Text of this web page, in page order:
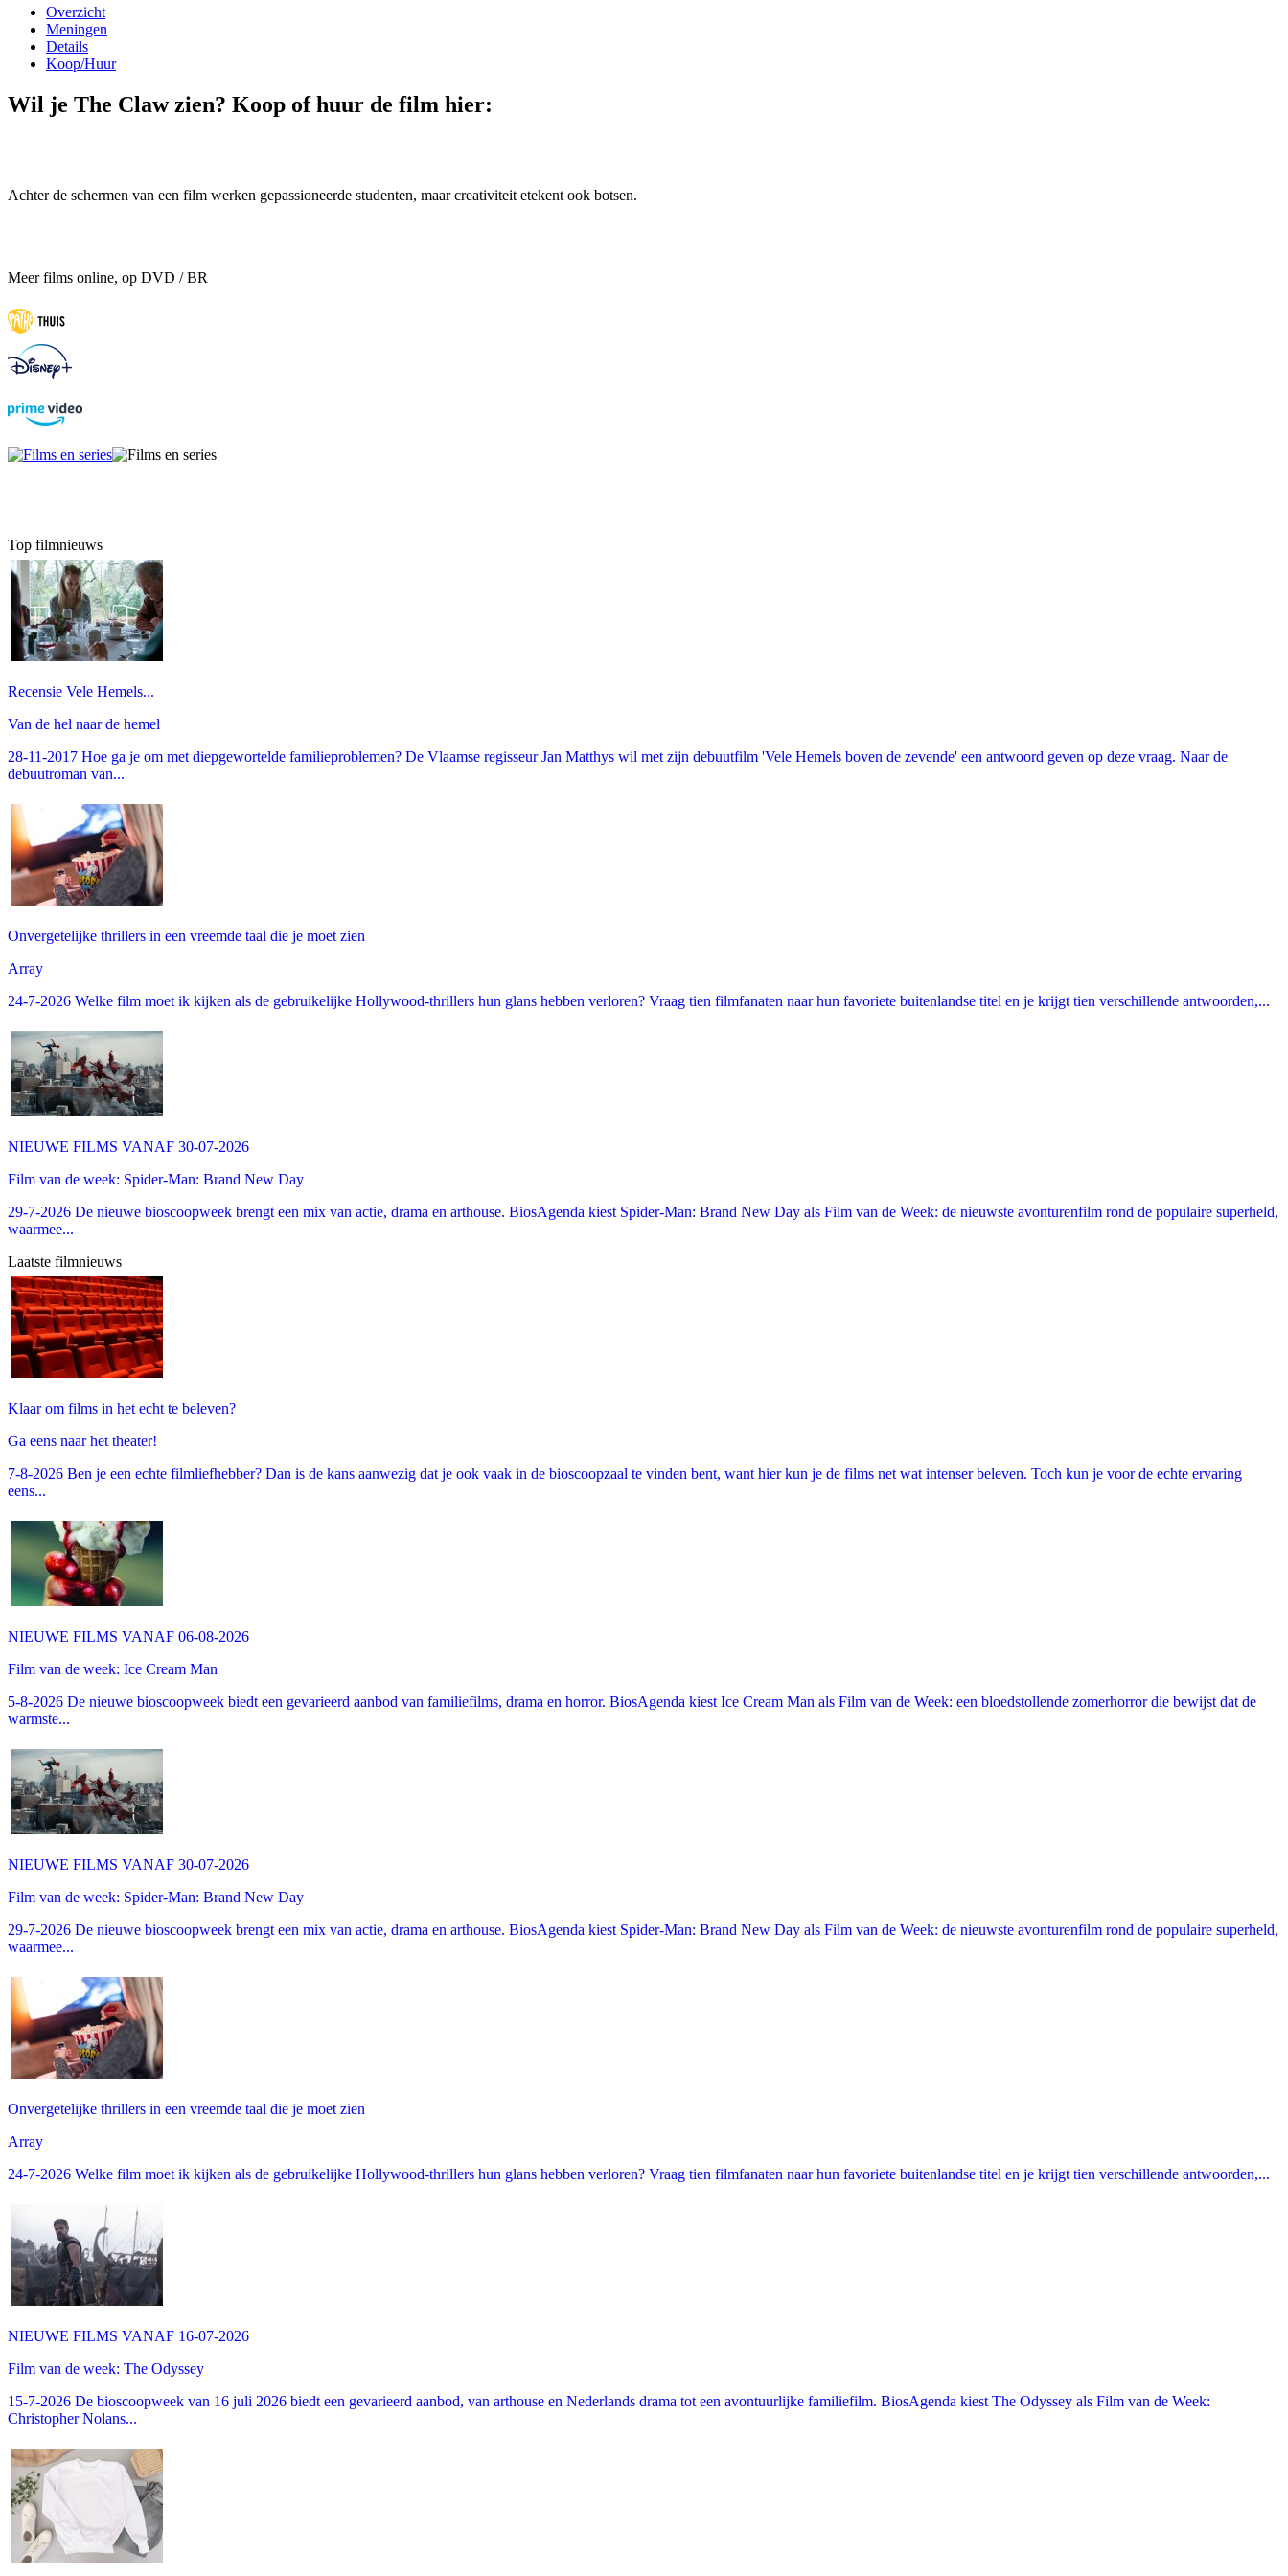
Overzicht
Meningen
Details
Koop/Huur
Wil je The Claw zien? Koop of huur de film hier:
Achter de schermen van een film werken gepassioneerde studenten, maar creativiteit etekent ook botsen.
Meer films online, op DVD / BR
Top filmnieuws
Recensie Vele Hemels...
Van de hel naar de hemel
28-11-2017 Hoe ga je om met diepgewortelde familieproblemen? De Vlaamse regisseur Jan Matthys wil met zijn debuutfilm 'Vele Hemels boven de zevende' een antwoord geven op deze vraag. Naar de
debuutroman van...
Onvergetelijke thrillers in een vreemde taal die je moet zien
Array
24-7-2026 Welke film moet ik kijken als de gebruikelijke Hollywood-thrillers hun glans hebben verloren? Vraag tien filmfanaten naar hun favoriete buitenlandse titel en je krijgt tien verschillende antwoorden,...
NIEUWE FILMS VANAF 30-07-2026
Film van de week: Spider-Man: Brand New Day
29-7-2026 De nieuwe bioscoopweek brengt een mix van actie, drama en arthouse. BiosAgenda kiest Spider-Man: Brand New Day als Film van de Week: de nieuwste avonturenfilm rond de populaire superheld,
waarmee...
Laatste filmnieuws
Klaar om films in het echt te beleven?
Ga eens naar het theater!
7-8-2026 Ben je een echte filmliefhebber? Dan is de kans aanwezig dat je ook vaak in de bioscoopzaal te vinden bent, want hier kun je de films net wat intenser beleven. Toch kun je voor de echte ervaring
eens...
NIEUWE FILMS VANAF 06-08-2026
Film van de week: Ice Cream Man
5-8-2026 De nieuwe bioscoopweek biedt een gevarieerd aanbod van familiefilms, drama en horror. BiosAgenda kiest Ice Cream Man als Film van de Week: een bloedstollende zomerhorror die bewijst dat de
warmste...
NIEUWE FILMS VANAF 30-07-2026
Film van de week: Spider-Man: Brand New Day
29-7-2026 De nieuwe bioscoopweek brengt een mix van actie, drama en arthouse. BiosAgenda kiest Spider-Man: Brand New Day als Film van de Week: de nieuwste avonturenfilm rond de populaire superheld,
waarmee...
Onvergetelijke thrillers in een vreemde taal die je moet zien
Array
24-7-2026 Welke film moet ik kijken als de gebruikelijke Hollywood-thrillers hun glans hebben verloren? Vraag tien filmfanaten naar hun favoriete buitenlandse titel en je krijgt tien verschillende antwoorden,...
NIEUWE FILMS VANAF 16-07-2026
Film van de week: The Odyssey
15-7-2026 De bioscoopweek van 16 juli 2026 biedt een gevarieerd aanbod, van arthouse en Nederlands drama tot een avontuurlijke familiefilm. BiosAgenda kiest The Odyssey als Film van de Week:
Christopher Nolans...